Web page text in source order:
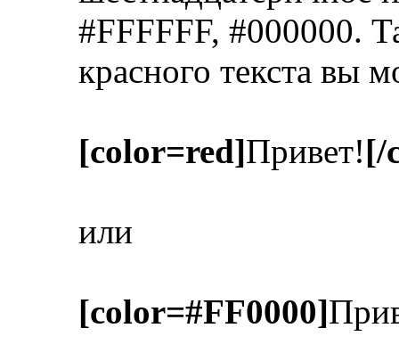
#FFFFFF, #000000.
красного текста вы
[color=red]Привет![/
или
[color=#FF0000]